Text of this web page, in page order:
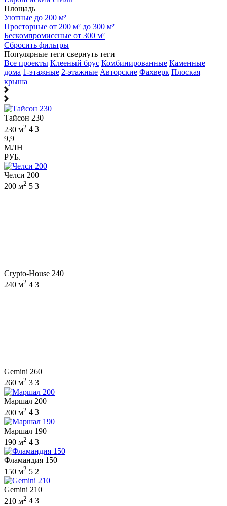
Площадь
Уютные до 200 м²
Просторные от 200 м² до 300 м²
Бескомпромиссные от 300 м²
Сбросить фильтры
Популярные теги свернуть теги
Все проекты Клееный брус Комбинированные Каменные
дома 1-этажные 2-этажные Авторские Фахверк Плоская
крыша
Тайсон 230
230 м2 4 3
9,9
МЛН
РУБ.
Челси 200
200 м2 5 3
Crypto-House 240
240 м2 4 3
Gemini 260
260 м2 3 3
Маршал 200
200 м2 4 3
Маршал 190
190 м2 4 3
Фламандия 150
150 м2 5 2
Gemini 210
210 м2 4 3